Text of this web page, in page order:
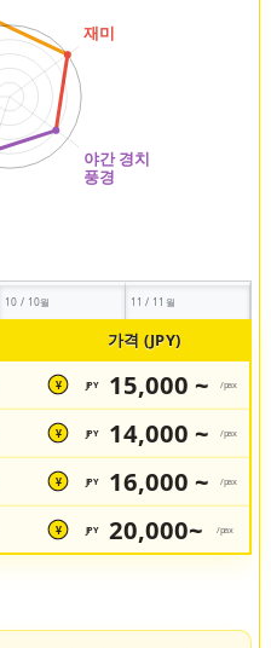
10 / 10월 11 / 11월
가격 (JPY)
¥ JPY 15,000 ~ /pax
¥ JPY 14,000 ~ /pax
¥ JPY 16,000 ~ /pax
¥ JPY 20,000~ /pax